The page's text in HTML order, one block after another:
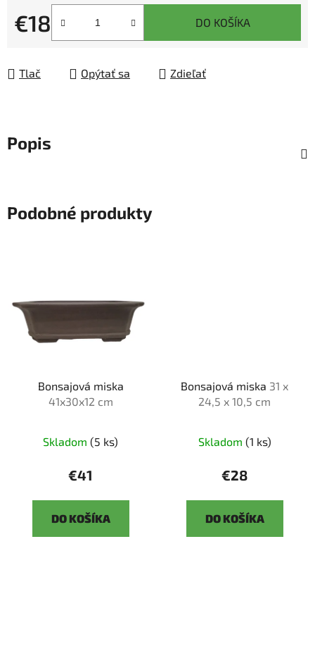
€18
Jednotková cena:
DO KOŠÍKA
Tlač Opýtať sa Zdieľať
Popis
Podobné produkty
Bonsajová miska
41x30x12 cm
Skladom (5 ks)
€41
DO KOŠÍKA
Bonsajová miska 31 x
24,5 x 10,5 cm
Skladom (1 ks)
€28
DO KOŠÍKA